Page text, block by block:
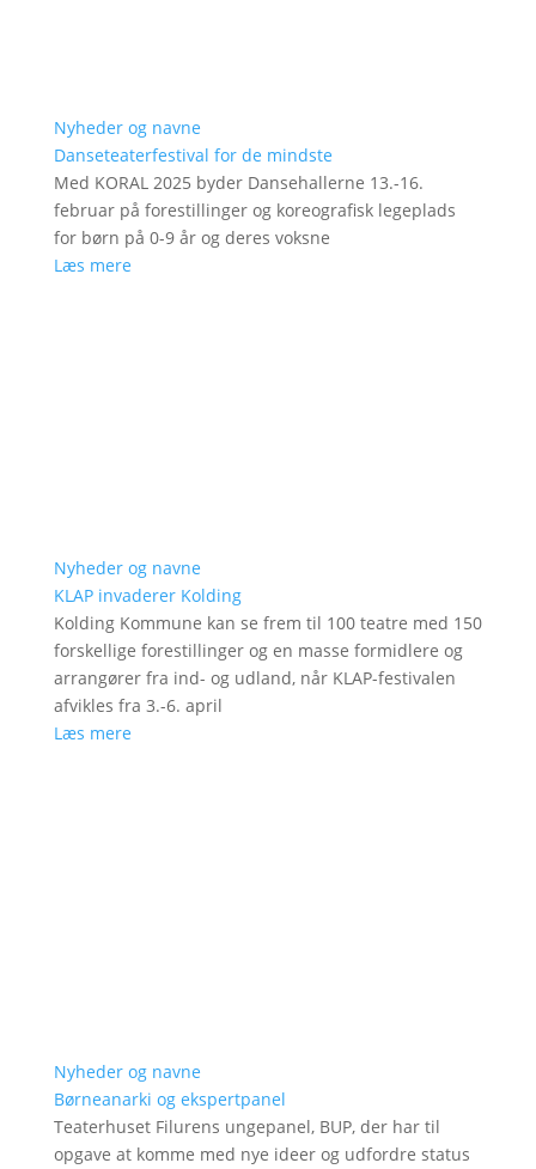
Nyheder og navne
Danseteaterfestival for de mindste
Med KORAL 2025 byder Dansehallerne 13.-16.
februar på forestillinger og koreografisk legeplads
for børn på 0-9 år og deres voksne
Læs mere
Nyheder og navne
KLAP invaderer Kolding
Kolding Kommune kan se frem til 100 teatre med 150
forskellige forestillinger og en masse formidlere og
arrangører fra ind- og udland, når KLAP-festivalen
afvikles fra 3.-6. april
Læs mere
Nyheder og navne
Børneanarki og ekspertpanel
Teaterhuset Filurens ungepanel, BUP, der har til
opgave at komme med nye ideer og udfordre status